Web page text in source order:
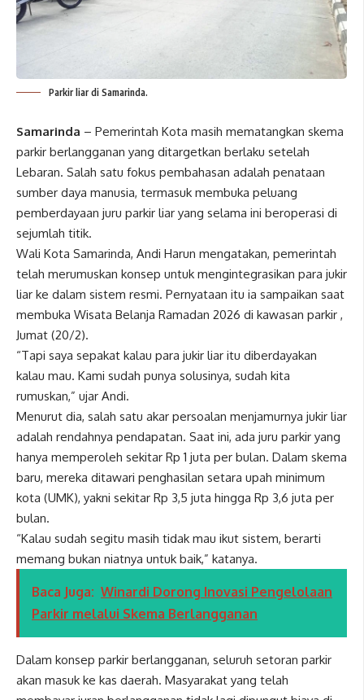
Parkir liar di Samarinda.
Samarinda – Pemerintah Kota masih mematangkan skema
parkir berlangganan yang ditargetkan berlaku setelah
Lebaran. Salah satu fokus pembahasan adalah penataan
sumber daya manusia, termasuk membuka peluang
pemberdayaan juru parkir liar yang selama ini beroperasi di
sejumlah titik.
Wali Kota Samarinda, Andi Harun mengatakan, pemerintah
telah merumuskan konsep untuk mengintegrasikan para jukir
liar ke dalam sistem resmi. Pernyataan itu ia sampaikan saat
membuka Wisata Belanja Ramadan 2026 di kawasan parkir ,
Jumat (20/2).
“Tapi saya sepakat kalau para jukir liar itu diberdayakan
kalau mau. Kami sudah punya solusinya, sudah kita
rumuskan,” ujar Andi.
Menurut dia, salah satu akar persoalan menjamurnya jukir liar
adalah rendahnya pendapatan. Saat ini, ada juru parkir yang
hanya memperoleh sekitar Rp 1 juta per bulan. Dalam skema
baru, mereka ditawari penghasilan setara upah minimum
kota (UMK), yakni sekitar Rp 3,5 juta hingga Rp 3,6 juta per
bulan.
“Kalau sudah segitu masih tidak mau ikut sistem, berarti
memang bukan niatnya untuk baik,” katanya.
Baca Juga: Winardi Dorong Inovasi Pengelolaan
Parkir melalui Skema Berlangganan
Dalam konsep parkir berlangganan, seluruh setoran parkir
akan masuk ke kas daerah. Masyarakat yang telah